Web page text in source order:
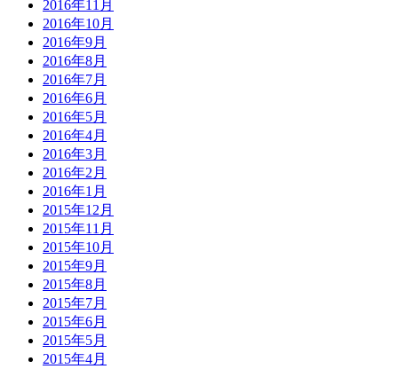
2016年11月
2016年10月
2016年9月
2016年8月
2016年7月
2016年6月
2016年5月
2016年4月
2016年3月
2016年2月
2016年1月
2015年12月
2015年11月
2015年10月
2015年9月
2015年8月
2015年7月
2015年6月
2015年5月
2015年4月